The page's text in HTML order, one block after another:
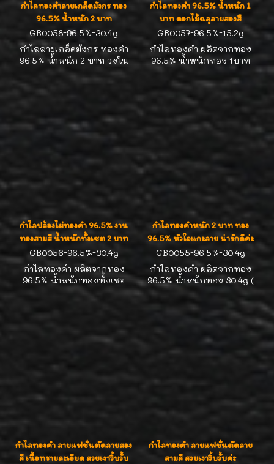
กำไลทองคำลายเกล็ดมังกร ทอง
96.5% น้ำหนัก 2 บาท
GB0058-96.5%-30.4g
กำไลลายเกล็ดมังกร ทองคำ
96.5% น้ำหนัก 2 บาท วงใน
5.4 cm ( รอบวง 16.5-17.0cm
) ทองตันแข็งแรง ตัวล๊อกแน่น
กำไลทองคำ 96.5% น้ำหนัก 1
บาท ดอกไม้ฉลุลายสองสี
GB0057-96.5%-15.2g
กำไลทองคำ ผลิตจากทอง
96.5% น้ำหนักทอง 1บาท
ดอกไม้ฉลุลายสองสี ดีไซน์
งานสวยน่ารัก ใส่ได้ทุกวันค่ะ
กำไลปล้องไผ่ทองคำ 96.5% งาน
ทองสามสี น้ำหนักทั้งเซต 2 บาท
GB0056-96.5%-30.4g
กำไลทองคำ ผลิตจากทอง
96.5% น้ำหนักทองทั้งเซต
30.4g ( 2บาททอง ) ดีไซน์งาน
กำไลทองคำหนัก 2 บาท ทอง
96.5% หัวใจแกะลาย น่ารักดีค่ะ
GB0055-96.5%-30.4g
กำไลทองคำ ผลิตจากทอง
96.5% น้ำหนักทอง 30.4g (
2บาททอง ) ดีไซน์งานสวยน่า
รัก ตัดลายเงาวิ้บวั้บ น่าสะสม
กำไลทองคำ ลายแฟชั่นตัดลายสอง
สี เนื้อทรายละเอียด สวยเงาวิ้บวั้บ
กำไลทองคำ ลายแฟชั่นตัดลาย
สามสี สวยเงาวิ้บวั้บค่ะ